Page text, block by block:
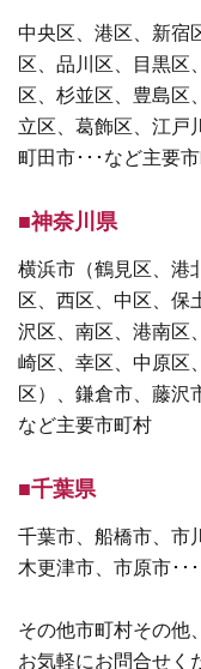
中央区、港区、新宿
区、品川区、目黒区
区、杉並区、豊島区
立区、葛飾区、江戸
町田市･･･など主要
■神奈川県
横浜市（鶴見区、港
区、西区、中区、保
沢区、南区、港南区
崎区、幸区、中原区
区）、鎌倉市、藤沢
など主要市町村
■千葉県
千葉市、船橋市、市
木更津市、市原市･･･
その他市町村その他
お気軽にお問合せく